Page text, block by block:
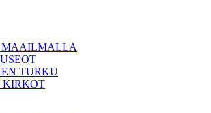
TURKU
KIRKOT